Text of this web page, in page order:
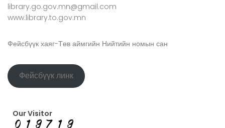
library.go.gov.mn@gmail.com
www.library.to.gov.mn
Фейсбүүк хаяг-Төв аймгийн Нийтийн номын сан
Фейсбүүк линк
Our Visitor